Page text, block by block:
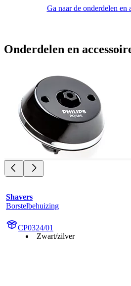
Ga naar de onderdelen en
Onderdelen en
Shavers
Borstelbehuizing
CP0324/01
Zwart/zilver